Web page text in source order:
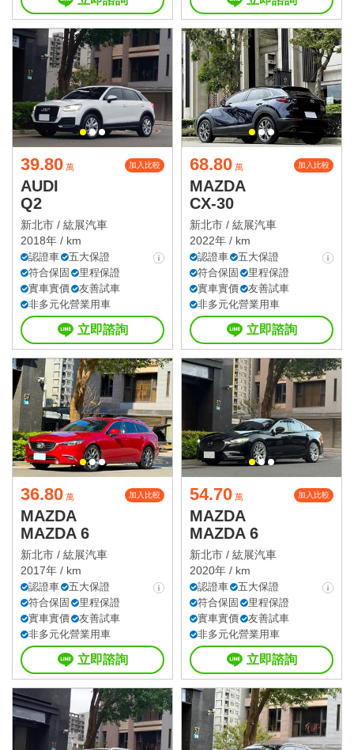
39.80 萬 加入比較
AUDI
Q2
新北市 / 紘展汽車
2018年 / km
認證車
五大保證
符合保固
里程保證
實車實價
友善試車
非多元化營業用車
立即諮詢
68.80 萬 加入比較
MAZDA
CX-30
新北市 / 紘展汽車
2022年 / km
認證車
五大保證
符合保固
里程保證
實車實價
友善試車
非多元化營業用車
立即諮詢
36.80 萬 加入比較
MAZDA
MAZDA 6
新北市 / 紘展汽車
2017年 / km
認證車
五大保證
符合保固
里程保證
實車實價
友善試車
非多元化營業用車
立即諮詢
54.70 萬 加入比較
MAZDA
MAZDA 6
新北市 / 紘展汽車
2020年 / km
認證車
五大保證
符合保固
里程保證
實車實價
友善試車
非多元化營業用車
立即諮詢